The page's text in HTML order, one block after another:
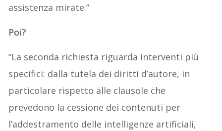
assistenza mirate.”
Poi?
“La seconda richiesta riguarda interventi più
specifici: dalla tutela dei diritti d’autore, in
particolare rispetto alle clausole che
prevedono la cessione dei contenuti per
l’addestramento delle intelligenze artificiali,